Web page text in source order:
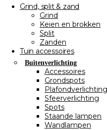
Grind, split & zand
Grind
Keien en brokken
Split
Zanden
Tuin accessoires
Buitenverlichting
Accessoires
Grondspots
Plafondverlichting
Sfeerverlichting
Spots
Staande lampen
Wandlampen